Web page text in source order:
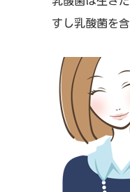
すし乳酸菌を